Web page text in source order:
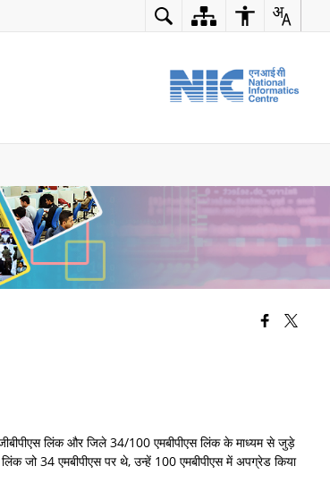
लिंक और जिले 34/100 एमबीपीएस लिंक के माध्यम से जुड़े
जो 34 एमबीपीएस पर थे, उन्हें 100 एमबीपीएस में अपग्रेड किया